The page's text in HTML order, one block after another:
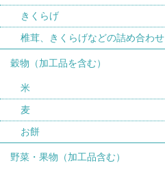
きくらげ
椎茸、きくらげなどの詰め合わせ
穀物（加工品を含む）
米
麦
お餅
野菜・果物（加工品含む）